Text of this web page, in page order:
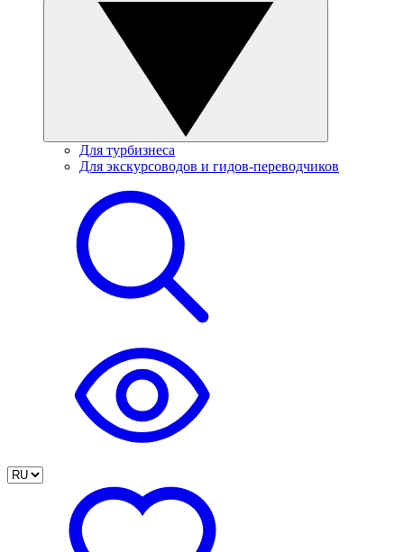
Для турбизнеса
Для экскурсоводов и гидов-переводчиков